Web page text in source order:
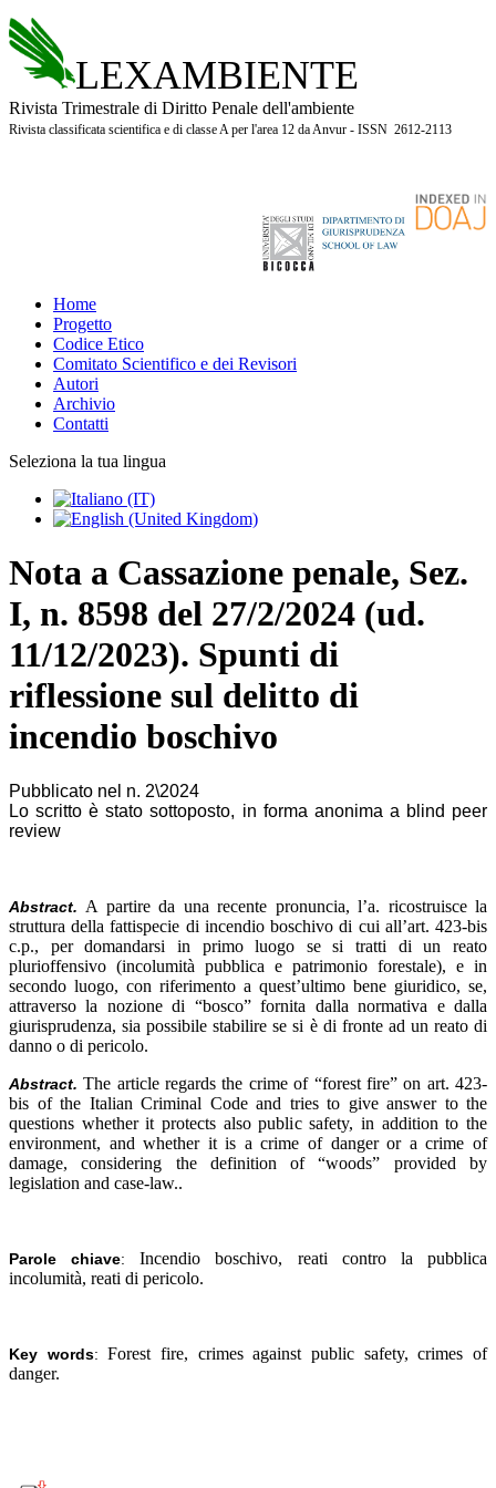
LEXAMBIENTE
Rivista Trimestrale di Diritto Penale dell'ambiente
Rivista classificata scientifica e di classe A per l'area 12 da Anvur - ISSN 2612-2113
Home
Progetto
Codice Etico
Comitato Scientifico e dei Revisori
Autori
Archivio
Contatti
Seleziona la tua lingua
Nota a Cassazione penale, Sez.
I, n. 8598 del 27/2/2024 (ud.
11/12/2023). Spunti di
riflessione sul delitto di
incendio boschivo
Pubblicato nel n. 2\2024
Lo scritto è stato sottoposto, in forma anonima a blind peer
review
Abstract. A partire da una recente pronuncia, l’a. ricostruisce la
struttura della fattispecie di incendio boschivo di cui all’art. 423-bis
c.p., per domandarsi in primo luogo se si tratti di un reato
plurioffensivo (incolumità pubblica e patrimonio forestale), e in
secondo luogo, con riferimento a quest’ultimo bene giuridico, se,
attraverso la nozione di “bosco” fornita dalla normativa e dalla
giurisprudenza, sia possibile stabilire se si è di fronte ad un reato di
danno o di pericolo.
Abstract.The article regards the crime of “forest fire” on art. 423-
bis of the Italian Criminal Code and tries to give answer to the
questions whether it protects also public safety, in addition to the
environment, and whether it is a crime of danger or a crime of
damage, considering the definition of “woods” provided by
legislation and case-law..
Parole chiave:Incendio boschivo, reati contro la pubblica
incolumità, reati di pericolo.
Key words:Forest fire, crimes against public safety, crimes of
danger.